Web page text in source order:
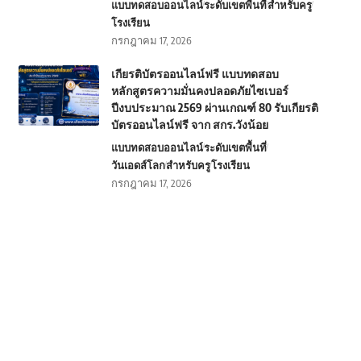
แบบทดสอบออนไลน์ระดับเขตพื้นที่สำหรับครู
โรงเรียน
กรกฎาคม 17, 2026
เกียรติบัตรออนไลน์ฟรี แบบทดสอบ
หลักสูตรความมั่นคงปลอดภัยไซเบอร์
ปีงบประมาณ 2569 ผ่านเกณฑ์ 80 รับเกียรติ
บัตรออนไลน์ฟรี จาก สกร.วังน้อย
แบบทดสอบออนไลน์ระดับเขตพื้นที่
วันเอดส์โลกสำหรับครูโรงเรียน
กรกฎาคม 17, 2026